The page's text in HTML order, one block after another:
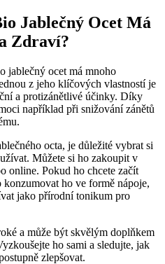
Jablečný Ocet Má
Zdraví?
jablečný ocet ‌má mnoho
z jeho​ klíčových vlastností⁣ je
a protizánětlivé ​účinky. Díky
například při snižování zánětů
octa, je důležité vybrat si
Můžete si ho ⁢zakoupit v
online. ⁣Pokud ho ⁣chcete ‌začít
ho ve formě nápoje,
jako přírodní‌ tonikum pro
a může být skvělým doplňkem
ho sami a sledujte, jak
zlepšovat.